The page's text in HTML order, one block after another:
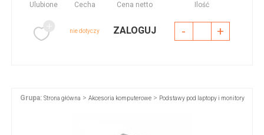
Ulubione Cecha Cena netto Ilość
nie dotyczy ZALOGUJ - +
Grupa: Strona główna > Akcesoria komputerowe> Podstawy pod laptopy i monitory